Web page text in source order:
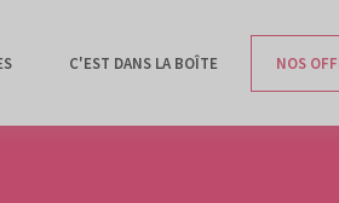
C'EST DANS LA BOÎTE NOS